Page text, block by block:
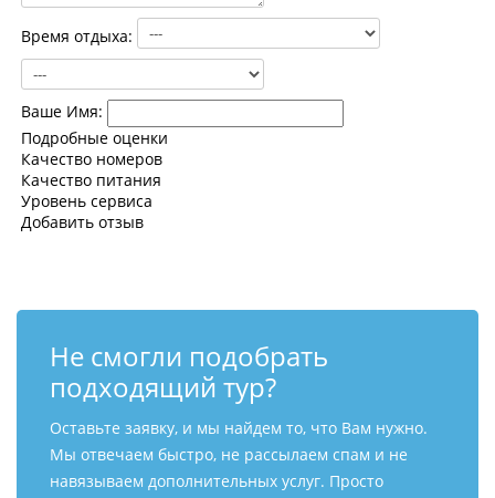
Время отдыха:
Ваше Имя:
Подробные оценки
Качество номеров
Качество питания
Уровень сервиса
Добавить отзыв
Не смогли подобрать
подходящий тур?
Оставьте заявку, и мы найдем то, что Вам нужно.
Мы отвечаем быстро, не рассылаем спам и не
навязываем дополнительных услуг. Просто